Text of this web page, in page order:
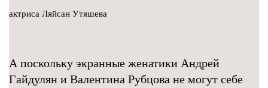
актриса Ляйсан Утяшева
А поскольку экранные женатики Андрей
Гайдулян и Валентина Рубцова не могут себе